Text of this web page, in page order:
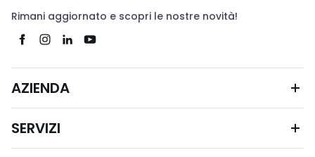
Rimani aggiornato e scopri le nostre novità!
AZIENDA
SERVIZI